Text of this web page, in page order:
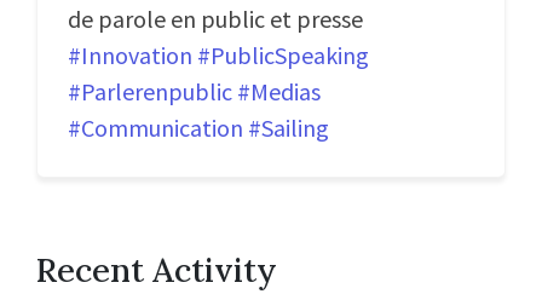
de parole en public et presse
#Innovation #PublicSpeaking
#Parlerenpublic #Medias
#Communication #Sailing
Recent Activity